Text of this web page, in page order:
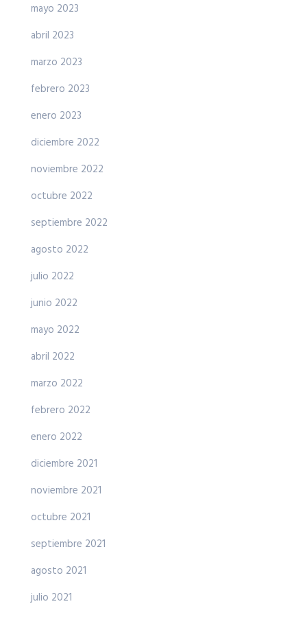
mayo 2023
abril 2023
marzo 2023
febrero 2023
enero 2023
diciembre 2022
noviembre 2022
octubre 2022
septiembre 2022
agosto 2022
julio 2022
junio 2022
mayo 2022
abril 2022
marzo 2022
febrero 2022
enero 2022
diciembre 2021
noviembre 2021
octubre 2021
septiembre 2021
agosto 2021
julio 2021